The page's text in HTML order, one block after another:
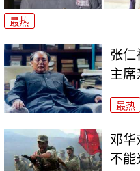
最热
张仁
主席
最热
邓华
不能